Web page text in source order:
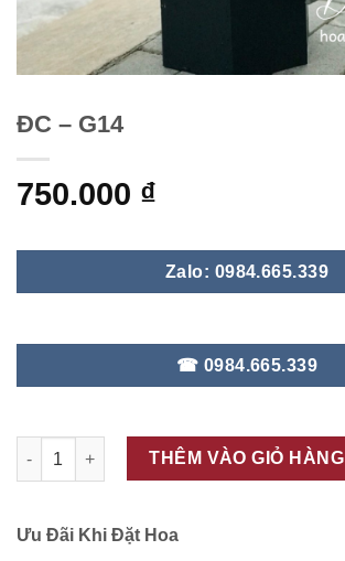
ĐC – G14
750.000 ₫
Zalo: 0984.665.339
☎ 0984.665.339
ĐC – G14 số lượng
THÊM VÀO GIỎ HÀNG
Ưu Đãi Khi Đặt Hoa